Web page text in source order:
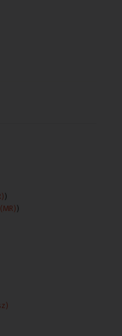
Tamás, Lili, a
fiúk - Zum Dávid, Juló,
néni - Soós Edit
Zoltán, Lukácsi
Weszely Ernő
Helga készítette
)
)